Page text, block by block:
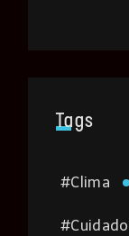
Tags
Clima
#
Cuidado
#